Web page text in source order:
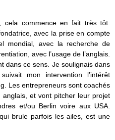
cela commence en fait très tôt.
avec la prise en compte
mondial, avec la recherche de
avec l’usage de l’anglais.
dans ce sens. Je soulignais dans
mon intervention l’intérêt
Les entrepreneurs sont coachés
et vont pitcher leur projet
et/ou Berlin voire aux USA.
brule parfois les ailes, est une